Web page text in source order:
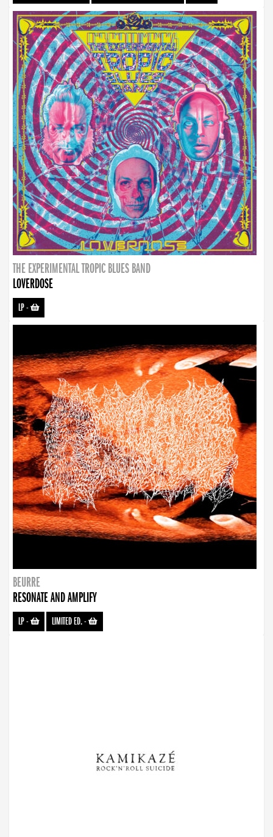
THE EXPERIMENTAL TROPIC BLUES BAND
LOVERDOSE
LP-
BEURRE
RESONATE AND AMPLIFY
LP- LIMITED ED.-